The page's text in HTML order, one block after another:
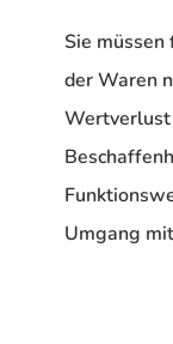
Sie
der Waren
Wertverlust
Umgang